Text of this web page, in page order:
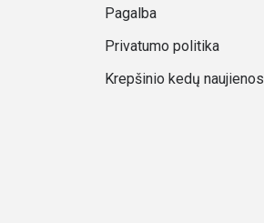
Pagalba
Privatumo politika
Krepšinio kedų naujienos